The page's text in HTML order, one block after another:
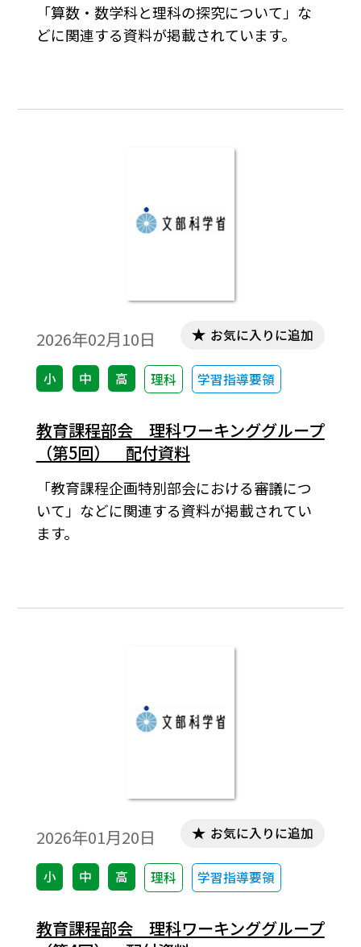
「算数・数学科と理科の探究について」な
どに関連する資料が掲載されています。
2026年02月10日
小 中 高 理科 学習指導要領
お気に入りに追加
教育課程部会 理科ワーキンググループ
（第5回） 配付資料
「教育課程企画特別部会における審議につ
いて」などに関連する資料が掲載されてい
ます。
2026年01月20日
小 中 高 理科 学習指導要領
お気に入りに追加
教育課程部会 理科ワーキンググループ